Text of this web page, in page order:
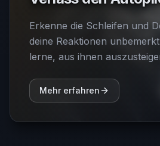
Erkenne die Schleifen und
deine Reaktionen
lerne, aus ihnen
Mehr erfahren